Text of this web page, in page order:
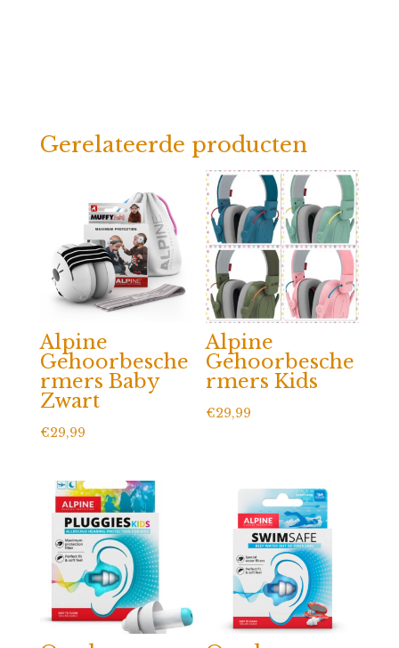
Gerelateerde producten
Alpine
Gehoorbesche
rmers Baby
Zwart
€29,99
Alpine
Gehoorbesche
rmers Kids
€29,99